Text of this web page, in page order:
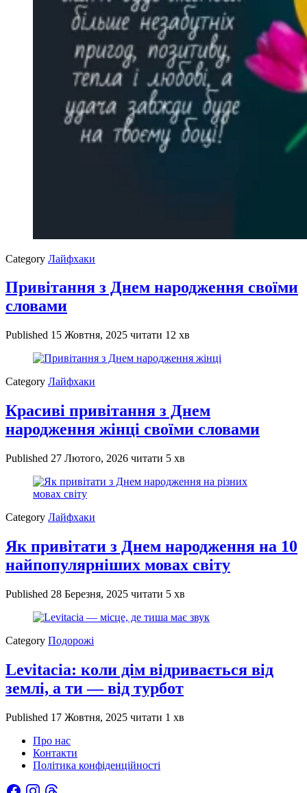
Category Лайфхаки
Привітання з Днем народження своїми
словами
Published 15 Жовтня, 2025 читати 12 хв
Category Лайфхаки
Красиві привітання з Днем
народження жінці своїми словами
Published 27 Лютого, 2026 читати 5 хв
Category Лайфхаки
Як привітати з Днем народження на 10
найпопулярніших мовах світу
Published 28 Березня, 2025 читати 5 хв
Category Подорожі
Levitacia: коли дім відривається від
землі, а ти — від турбот
Published 17 Жовтня, 2025 читати 1 хв
Про нас
Контакти
Політика конфіденційності